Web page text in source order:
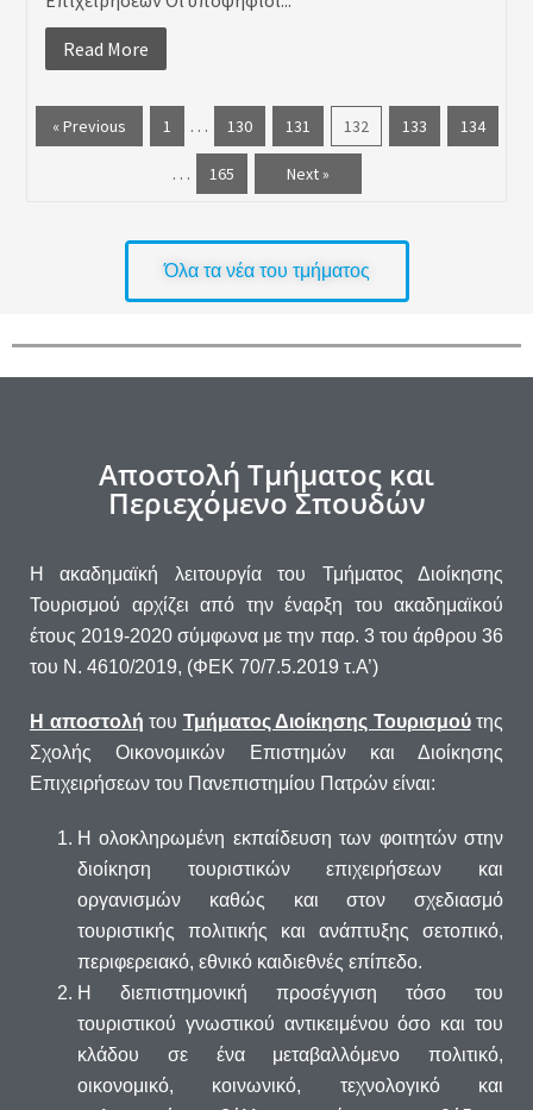
Read More
« Previous 1 … 130 131 132 133 134
… 165 Next »
Όλα τα νέα του τμήματος
Αποστολή Τμήματος και
Περιεχόμενο Σπουδών
Η ακαδημαϊκή λειτουργία του Τμήματος Διοίκησης
Τουρισμού αρχίζει από την έναρξη του ακαδημαϊκού
έτους 2019-2020 σύμφωνα με την παρ. 3 του άρθρου 36
του Ν. 4610/2019, (ΦΕΚ 70/7.5.2019 τ.Α’)
Η αποστολή του Τμήματος Διοίκησης Τουρισμούτης
Σχολής Οικονομικών Επιστημών και Διοίκησης
Επιχειρήσεων του Πανεπιστημίου Πατρών είναι:
Η ολοκληρωμένη εκπαίδευση των φοιτητών στην
διοίκηση τουριστικών επιχειρήσεων και
οργανισμών καθώς και στον σχεδιασμό
τουριστικής πολιτικής και ανάπτυξης σετοπικό,
περιφερειακό, εθνικό καιδιεθνές επίπεδο.
Η διεπιστημονική προσέγγιση τόσο του
τουριστικού γνωστικού αντικειμένου όσο και του
κλάδου σε ένα μεταβαλλόμενο πολιτικό,
οικονομικό, κοινωνικό, τεχνολογικό και